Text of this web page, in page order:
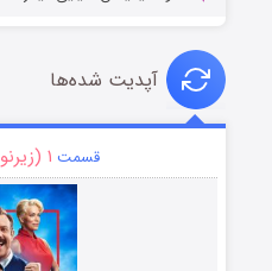
آپدیت شده‌ها
قسمت ۱ (زیرنویس)